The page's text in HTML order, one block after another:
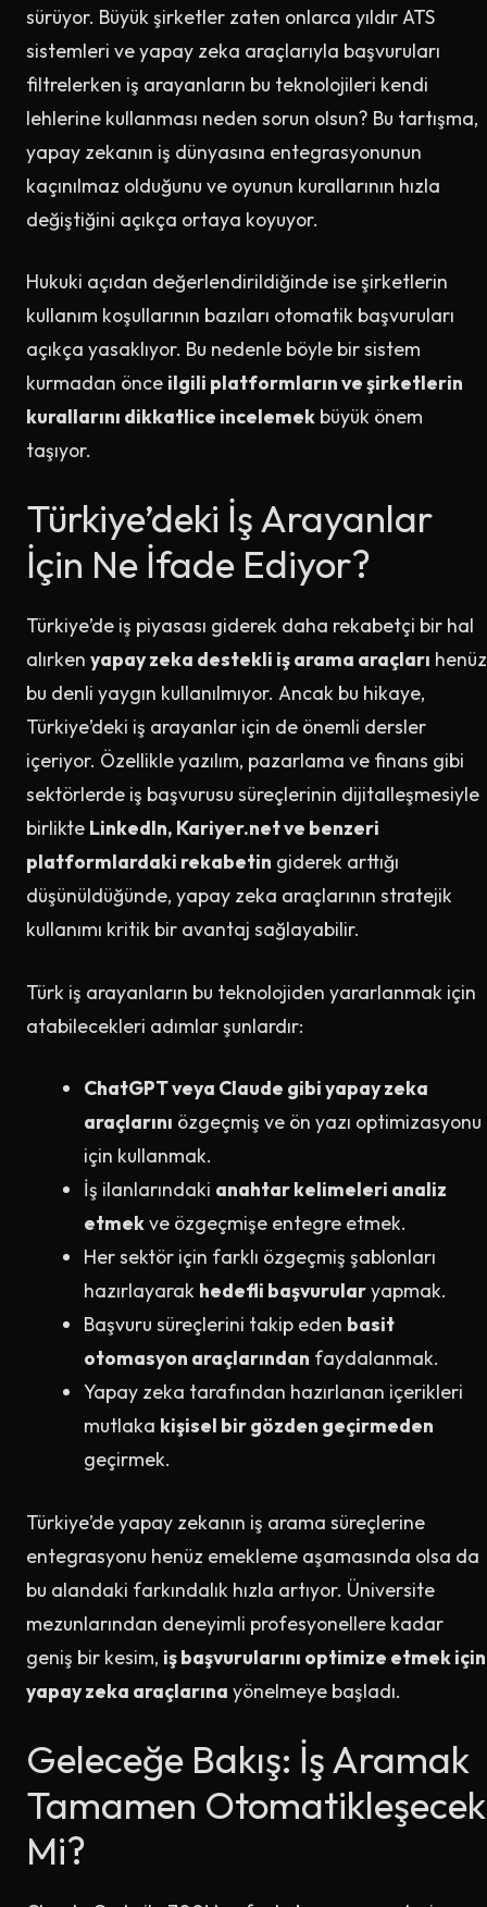
sürüyor. Büyük şirketler zaten onlarca yıldır ATS
sistemleri ve yapay zeka araçlarıyla başvuruları
filtrelerken iş arayanların bu teknolojileri kendi
lehlerine kullanması neden sorun olsun? Bu tartışma,
yapay zekanın iş dünyasına entegrasyonunun
kaçınılmaz olduğunu ve oyunun kurallarının hızla
değiştiğini açıkça ortaya koyuyor.
Hukuki açıdan değerlendirildiğinde ise şirketlerin
kullanım koşullarının bazıları otomatik başvuruları
açıkça yasaklıyor. Bu nedenle böyle bir sistem
kurmadan önce ilgili platformların ve şirketlerin
kurallarını dikkatlice incelemek büyük önem
taşıyor.
Türkiye’deki İş Arayanlar
İçin Ne İfade Ediyor?
Türkiye’de iş piyasası giderek daha rekabetçi bir hal
alırken yapay zeka destekli iş arama araçları henüz
bu denli yaygın kullanılmıyor. Ancak bu hikaye,
Türkiye’deki iş arayanlar için de önemli dersler
içeriyor. Özellikle yazılım, pazarlama ve finans gibi
sektörlerde iş başvurusu süreçlerinin dijitalleşmesiyle
birlikte LinkedIn, Kariyer.net ve benzeri
platformlardaki rekabetin giderek arttığı
düşünüldüğünde, yapay zeka araçlarının stratejik
kullanımı kritik bir avantaj sağlayabilir.
Türk iş arayanların bu teknolojiden yararlanmak için
atabilecekleri adımlar şunlardır:
ChatGPT veya Claude gibi yapay zeka
araçlarını özgeçmiş ve ön yazı optimizasyonu
için kullanmak.
İş ilanlarındaki anahtar kelimeleri analiz
etmekve özgeçmişe entegre etmek.
Her sektör için farklı özgeçmiş şablonları
hazırlayarak hedefli başvurularyapmak.
Başvuru süreçlerini takip eden basit
otomasyon araçlarından faydalanmak.
Yapay zeka tarafından hazırlanan içerikleri
mutlaka kişisel bir gözden geçirmeden
geçirmek.
Türkiye’de yapay zekanın iş arama süreçlerine
entegrasyonu henüz emekleme aşamasında olsa da
bu alandaki farkındalık hızla artıyor. Üniversite
mezunlarından deneyimli profesyonellere kadar
geniş bir kesim, iş başvurularını optimize etmek için
yapay zeka araçlarına yönelmeye başladı.
Geleceğe Bakış: İş Aramak
Tamamen Otomatikleşecek
Mi?